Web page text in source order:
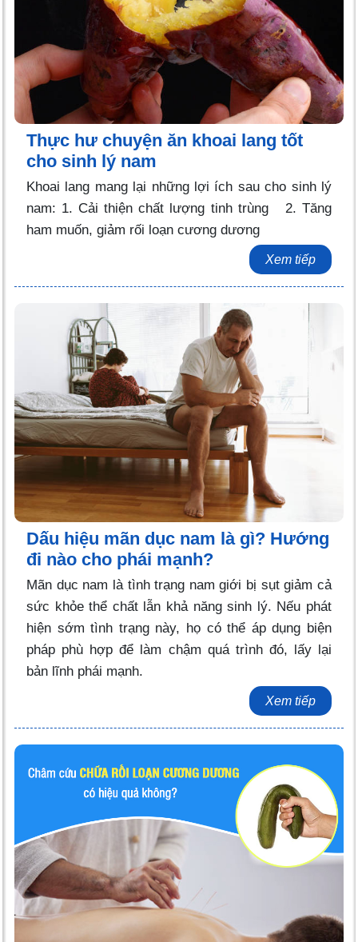
Thực hư chuyện ăn khoai lang tốt
cho sinh lý nam
Khoai lang mang lại những lợi ích sau cho sinh lý
nam: 1. Cải thiện chất lượng tinh trùng 2. Tăng
ham muốn, giảm rối loạn cương dương
Xem tiếp
Dấu hiệu mãn dục nam là gì? Hướng
đi nào cho phái mạnh?
Mãn dục nam là tình trạng nam giới bị sụt giảm cả
sức khỏe thể chất lẫn khả năng sinh lý. Nếu phát
hiện sớm tình trạng này, họ có thể áp dụng biện
pháp phù hợp để làm chậm quá trình đó, lấy lại
bản lĩnh phái mạnh.
Xem tiếp